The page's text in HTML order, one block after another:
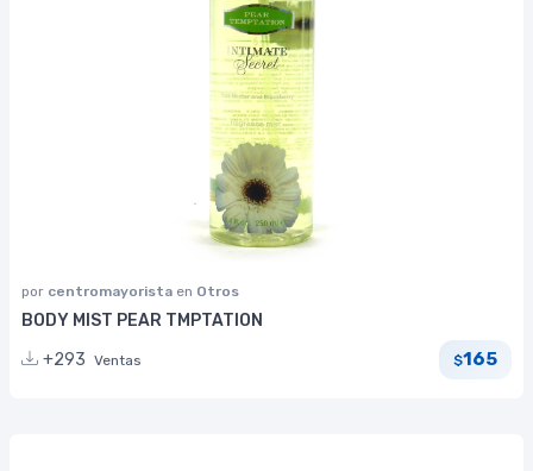
por centromayorista en Otros
BODY MIST PEAR TMPTATION
+293 Ventas $165